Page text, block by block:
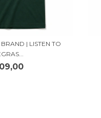
| LISTEN TO